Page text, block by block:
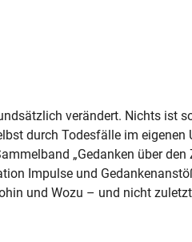
verändert. Nichts ist
durch Todesfälle im eigenen
„Gedanken über den
Impulse und
und Wozu – und nicht